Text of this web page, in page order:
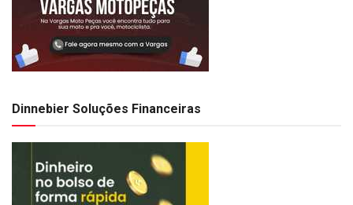
Dinnebier Soluções Financeiras